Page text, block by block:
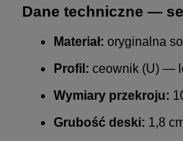
Dane techniczne —
Materiał: oryginalna
Profil: ceownik (U) —
Wymiary przekroju:
Grubość deski: 1,8